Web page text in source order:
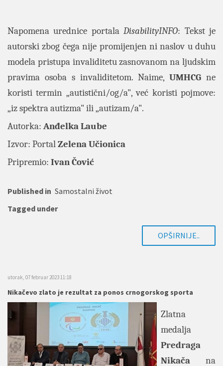
Napomena urednice portalaDisabilityINFO: Tekst je
autorski zbog čega nije promijenjen ni naslov u duhu
modela pristupa invaliditetu zasnovanom na ljudskim
pravima osoba s invaliditetom. Naime, UMHCG ne
koristi termin „autistični/og/a", već koristi pojmove:
„iz spektra autizma" ili „autizam/a".
Autorka: Anđelka Laube
Izvor: PortalZelena Učionica
Pripremio: Ivan Čović
Published in Samostalni život
Tagged under
OPŠIRNIJE..
utorak, 07 februar 2023 11:18
Nikačevo zlato je rezultat za ponos crnogorskog sporta
Zlatna
medalja
Predraga
Nikača na